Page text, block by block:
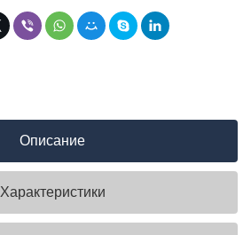
Описание
Характеристики